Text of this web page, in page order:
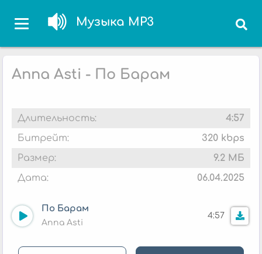
Музыка MP3
Anna Asti - По Барам
Длительность:
4:57
Битрейт:
320 kbps
Размер:
9.2 МБ
Дата:
06.04.2025
По Барам
Anna Asti
4:57